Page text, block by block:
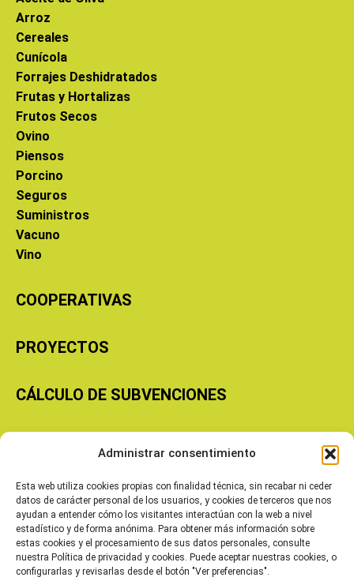
Administrar consentimiento
Esta web utiliza cookies propias con finalidad técnica, sin recabar ni ceder
datos de carácter personal de los usuarios, y cookies de terceros que nos
ayudan a entender cómo los visitantes interactúan con la web a nivel
estadístico y de forma anónima. Para obtener más información sobre
estas cookies y el procesamiento de sus datos personales, consulte
nuestra Política de privacidad y cookies. Puede aceptar nuestras cookies, o
configurarlas y revisarlas desde el botón "Ver preferencias".
Arroz
Cereales
Cunícola
Forrajes Deshidratados
Frutas y Hortalizas
Frutos Secos
Ovino
Piensos
Porcino
Seguros
Suministros
Vacuno
Vino
COOPERATIVAS
PROYECTOS
CÁLCULO DE SUBVENCIONES